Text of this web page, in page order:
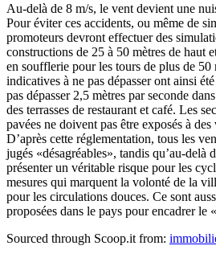
Au-delà de 8 m/s, le vent devient une
Pour éviter ces accidents, ou même de
promoteurs devront effectuer des
constructions de 25 à 50 mètres de haut
en soufflerie pour les tours de plus de 50
indicatives à ne pas dépasser ont ainsi
pas dépasser 2,5 mètres par seconde
des terrasses de restaurant et café. Les
pavées ne doivent pas être exposés à
D’après cette réglementation, tous les
jugés «désagréables», tandis qu’au-delà
présenter un véritable risque pour les
mesures qui marquent la volonté de la
pour les circulations douces. Ce sont
proposées dans le pays pour encadrer le
Sourced through Scoop.it from: